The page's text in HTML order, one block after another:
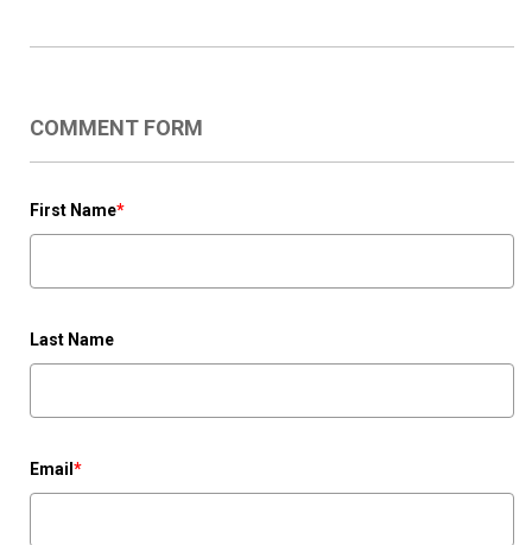
COMMENT FORM
First Name*
Last Name
Email*